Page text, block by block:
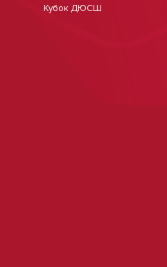
Кубок ДЮСШ